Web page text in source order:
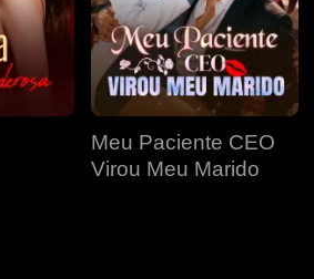
Meu Paciente CEO
Virou Meu Marido